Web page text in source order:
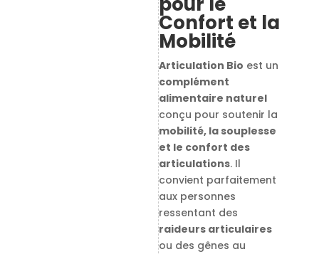
Confort et la
Mobilité
Articulation Bio est un
complément
alimentaire naturel
conçu pour soutenir la
mobilité, la souplesse
et le confort des
articulations. Il
convient parfaitement
aux personnes
ressentant des
raideurs articulaires
ou des gênes au